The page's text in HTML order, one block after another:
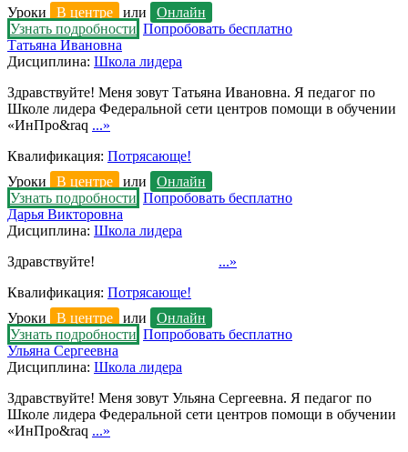
Уроки
В центре или
Онлайн
Узнать подробности Попробовать бесплатно
Татьяна Ивановна
Дисциплина: Школа лидера
Здравствуйте! Меня зовут Татьяна Ивановна. Я педагог по
Школе лидера Федеральной сети центров помощи в обучении
«ИнПро&raq ...»
Квалификация: Потрясающе!
Уроки
В центре или
Онлайн
Узнать подробности Попробовать бесплатно
Дарья Викторовна
Дисциплина: Школа лидера
Здравствуйте! ...»
Квалификация: Потрясающе!
Уроки
В центре или
Онлайн
Узнать подробности Попробовать бесплатно
Ульяна Сергеевна
Дисциплина: Школа лидера
Здравствуйте! Меня зовут Ульяна Сергеевна. Я педагог по
Школе лидера Федеральной сети центров помощи в обучении
«ИнПро&raq ...»